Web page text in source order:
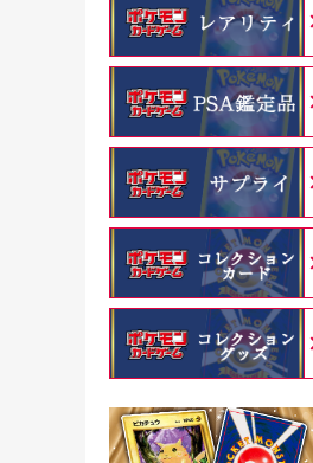
6580円(税込)
【状態B】マンムー
ex(046/100)[RR]
30円(税込)